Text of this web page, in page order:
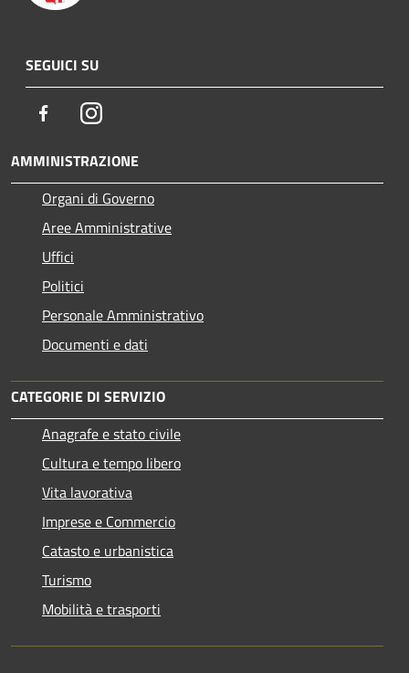
SEGUICI SU
FacebookInstagram
AMMINISTRAZIONE
Organi di Governo
Aree Amministrative
Uffici
Politici
Personale Amministrativo
Documenti e dati
CATEGORIE DI SERVIZIO
Anagrafe e stato civile
Cultura e tempo libero
Vita lavorativa
Imprese e Commercio
Catasto e urbanistica
Turismo
Mobilità e trasporti